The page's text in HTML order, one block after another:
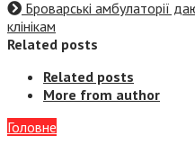
Броварські амбулаторії
клінікам
Related posts
Related posts
More from author
Головне